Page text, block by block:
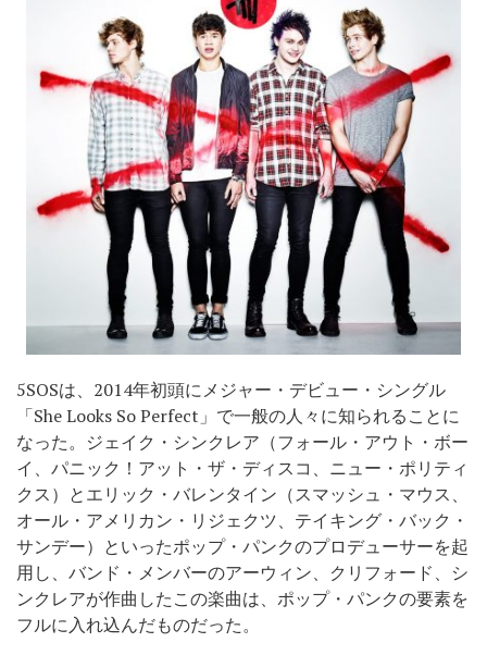
5SOSは、2014年初頭にメジャー・デビュー・シングル
「She Looks So Perfect」で一般の人々に知られることに
なった。ジェイク・シンクレア（フォール・アウト・ボー
イ、パニック！アット・ザ・ディスコ、ニュー・ポリティ
クス）とエリック・バレンタイン（スマッシュ・マウス、
オール・アメリカン・リジェクツ、テイキング・バック・
サンデー）といったポップ・パンクのプロデューサーを起
用し、バンド・メンバーのアーウィン、クリフォード、シ
ンクレアが作曲したこの楽曲は、ポップ・パンクの要素を
フルに入れ込んだものだった。